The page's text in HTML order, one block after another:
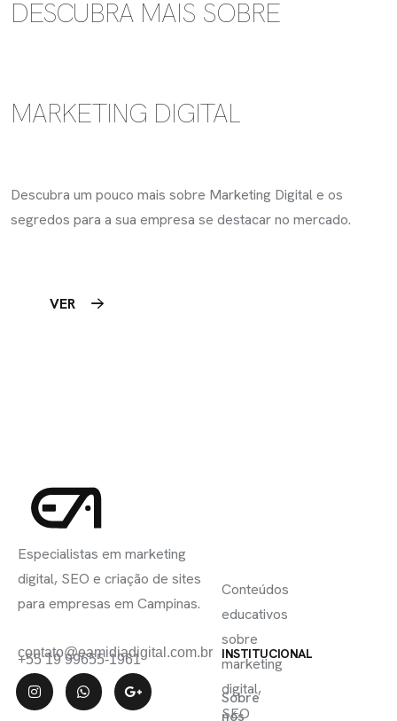
DESCUBRA MAIS SOBRE
MARKETING DIGITAL
Descubra um pouco mais sobre Marketing Digital e os
segredos para a sua empresa se destacar no mercado.
VER
Especialistas em marketing
digital, SEO e criação de sites
para empresas em Campinas.
contato@eamidiadigital.com.br
+55 19 99655-1961 INSTITUCIONAL
Sobre
nós
Conteúdos
educativos
sobre
marketing
digital,
SEO